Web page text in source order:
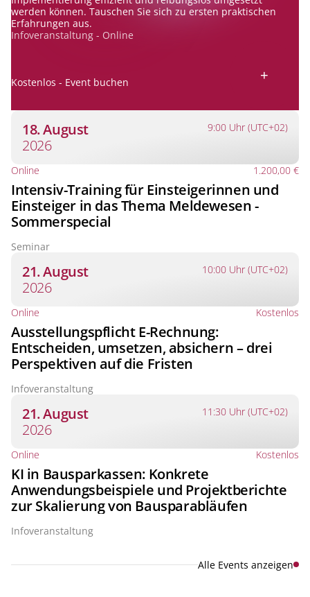
werden können. Tauschen Sie sich zu ersten praktischen
Erfahrungen aus.
Infoveranstaltung - Online
Kostenlos - Event buchen +
18. August
2026
9:00 Uhr (UTC+02)
Online 1.200,00 €
Intensiv-Training für Einsteigerinnen und
Einsteiger in das Thema Meldewesen -
Sommerspecial
Seminar
21. August
2026
10:00 Uhr (UTC+02)
Online Kostenlos
Ausstellungspflicht E-Rechnung:
Entscheiden, umsetzen, absichern – drei
Perspektiven auf die Fristen
Infoveranstaltung
21. August
2026
11:30 Uhr (UTC+02)
Online Kostenlos
KI in Bausparkassen: Konkrete
Anwendungsbeispiele und Projektberichte
zur Skalierung von Bausparabläufen
Infoveranstaltung
Alle Events anzeigen